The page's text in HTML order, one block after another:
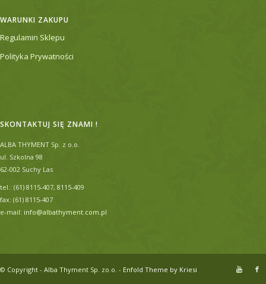
WARUNKI ZAKUPU
Regulamin Sklepu
Polityka Prywatności
SKONTAKTUJ SIĘ ZNAMI !
ALBA THYMENT Sp. z o.o.
ul. Szkolna 98
62-002 Suchy Las
tel.: (61) 8115-407, 8115-409
fax: (61) 8115-407
e-mail: info@albathyment.com.pl
© Copyright - Alba Thyment Sp. zo.o. - Enfold Theme by Kriesi